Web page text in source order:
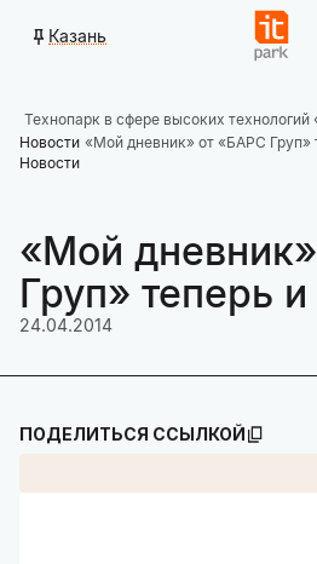
Казань
Технопарк в сфере высоких технологий
Новости «Мой дневник» от «БАРС Груп»
Новости
«Мой
Груп» теперь
24.04.2014
ПОДЕЛИТЬСЯ ССЫЛКОЙ